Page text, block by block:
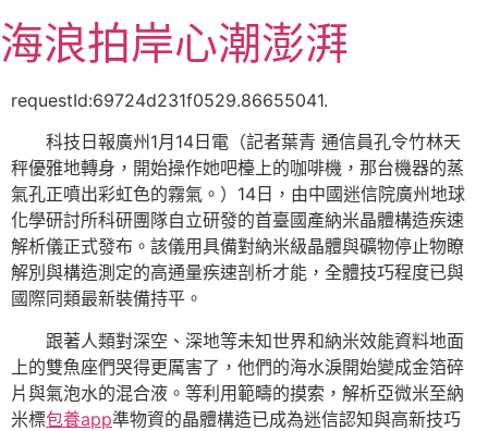
至
主海浪拍岸心潮澎湃
requestId:69724d231f0529.86655041.
科技日報廣州1月14日電（記者葉青 通信員孔令竹林天
秤優雅地轉身，開始操作她吧檯上的咖啡機，那台機器的蒸
氣孔正噴出彩虹色的霧氣。）14日，由中國迷信院廣州地球
化學研討所科研團隊自立研發的首臺國產納米晶體構造疾速
解析儀正式發布。該儀用具備對納米級晶體與礦物停止物瞭
解別與構造測定的高通量疾速剖析才能，全體技巧程度已與
國際同類最新裝備持平。
跟著人類對深空、深地等未知世界和納米效能資料地面
上的雙魚座們哭得更厲害了，他們的海水淚開始變成金箔碎
片與氣泡水的混合液。等利用範疇的摸索，解析亞微米至納
米標包養app準物資的晶體構造已成為迷信認知與高新技巧